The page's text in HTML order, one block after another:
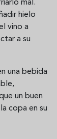
mal.
hielo
vino a
a su
una bebida
un buen
copa en su